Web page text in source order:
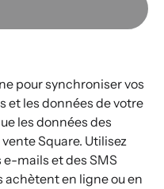
pour synchroniser vos
et les données de votre
les données des
Square. Utilisez
mails et des SMS
achètent en ligne ou en